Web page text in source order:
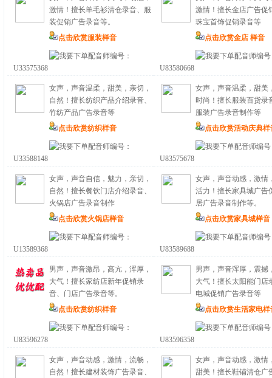
激情！擅长羊毛衫清仓录音、服
装促销广告录音等。
点击欣赏服装样音
配音师编号：
U33575368
激情！擅长金店广告促
珠宝首饰促销录音等
点击欣赏金店 样音
配音师编
U83580668
女声，声音温柔，甜美，亲切，
自然！擅长纺织产品介绍录音、
竹纺产品广告录音等
点击欣赏纺织样音
配音师编号：
U33588148
女声，声音温柔，甜美
时尚！擅长服装百货录
服装广告录音制作等
点击欣赏活动庆典样
配音师编
U83575678
女声，声音自信，魅力，亲切，
自然！擅长餐饮门店介绍录音、
火锅店广告录音制作
点击欣赏火锅店样音
配音师编号：
U13589368
女声，声音动感，激情
活力！擅长家具城广告
居广告录音制作等。
点击欣赏家具城样音
配音师编
U83589688
男声，声音激昂，高亢，浑厚，
大气！擅长家纺店新年促销录
音、门店广告录音等。
点击欣赏纺织样音
配音师编号：
U83596278
男声，声音浑厚，震撼
大气！擅长太阳能门店
电城促销广告录音等
点击欣赏生活家电样
配音师编
U83596358
女声，声音动感，激情，流畅，
自然！擅长建材装饰广告录音、
女声，声音动感，激情
甜美！擅长鞋铺清仓广